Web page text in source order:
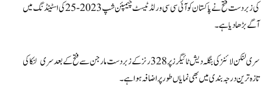
کی زبردست فتح نے پاکستان کو آئی سی سی ورلڈ ٹیسٹ چیمپئن شپ 2023-25 کی اسٹینڈنگ میں
آگے بڑھا دیا ہے۔
سری لنکن لائنز کی بنگلہ دیش ٹائیگرز پر 328 رنز کے زبردست مارجن سے فتح کے بعد سری لنکا کی
تازہ ترین درجہ بندی میں بھی نمایاں طور پر اضافہ ہوا ہے۔